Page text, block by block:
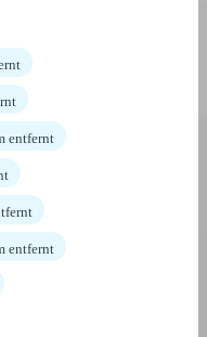
entfernt
entfernt